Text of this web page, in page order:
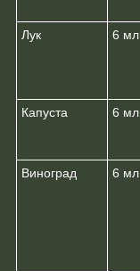
Лук
6 мл
Капуста
6 мл
Виноград
6 мл